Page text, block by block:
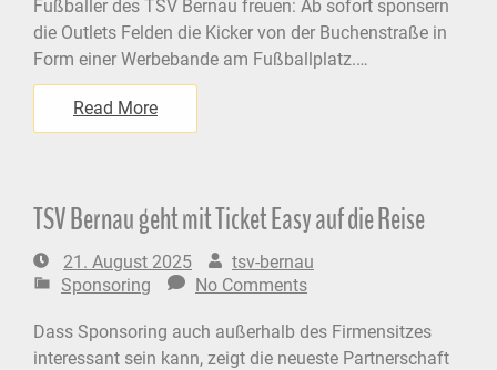
Fußballer des TSV Bernau freuen: Ab sofort sponsern
die Outlets Felden die Kicker von der Buchenstraße in
Form einer Werbebande am Fußballplatz.…
Read More
TSV Bernau geht mit Ticket Easy auf die Reise
21. August 2025
tsv-bernau
Sponsoring
No Comments
Dass Sponsoring auch außerhalb des Firmensitzes
interessant sein kann, zeigt die neueste Partnerschaft